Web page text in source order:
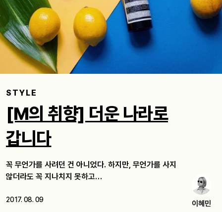
STYLE
[M의 취향] 더운 나라로
갑니다
꼭 무언가를 사려던 건 아니었다. 하지만, 무언가를 사지
않더라도 꼭 지나치지 못하고…
2017. 08. 09 이혜민